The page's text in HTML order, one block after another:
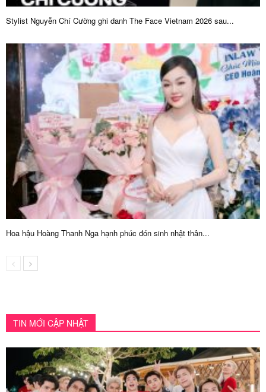
Stylist Nguyễn Chí Cường ghi danh The Face Vietnam 2026 sau...
Hoa hậu Hoàng Thanh Nga hạnh phúc đón sinh nhật thân...
TIN MỚI CẬP NHẬT